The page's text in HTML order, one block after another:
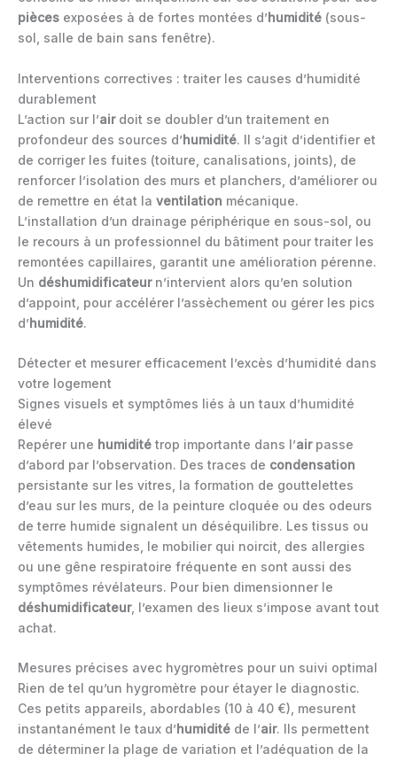
pièces exposées à de fortes montées d’humidité (sous-
sol, salle de bain sans fenêtre).
Interventions correctives : traiter les causes d’humidité
durablement
L’action sur l’airdoit se doubler d’un traitement en
profondeur des sources d’humidité. Il s’agit d’identifier et
de corriger les fuites (toiture, canalisations, joints), de
renforcer l’isolation des murs et planchers, d’améliorer ou
de remettre en état la ventilation mécanique.
L’installation d’un drainage périphérique en sous-sol, ou
le recours à un professionnel du bâtiment pour traiter les
remontées capillaires, garantit une amélioration pérenne.
Un déshumidificateurn’intervient alors qu’en solution
d’appoint, pour accélérer l’assèchement ou gérer les pics
d’humidité.
Détecter et mesurer efficacement l’excès d’humidité dans
votre logement
Signes visuels et symptômes liés à un taux d’humidité
élevé
Repérer une humidité trop importante dans l’airpasse
d’abord par l’observation. Des traces de condensation
persistante sur les vitres, la formation de gouttelettes
d’eau sur les murs, de la peinture cloquée ou des odeurs
de terre humide signalent un déséquilibre. Les tissus ou
vêtements humides, le mobilier qui noircit, des allergies
ou une gêne respiratoire fréquente en sont aussi des
symptômes révélateurs. Pour bien dimensionner le
déshumidificateur, l’examen des lieux s’impose avant tout
achat.
Mesures précises avec hygromètres pour un suivi optimal
Rien de tel qu’un hygromètre pour étayer le diagnostic.
Ces petits appareils, abordables (10 à 40 €), mesurent
instantanément le taux d’humidité de l’air. Ils permettent
de déterminer la plage de variation et l’adéquation de la